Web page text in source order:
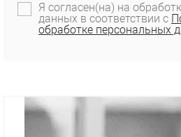
Я согласен(на) на
данных в соответствии с
обработке персональных